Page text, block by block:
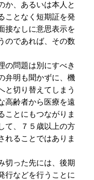
か、あるいは本人と
ことなく短期証を発
接なしに意思表示を
のであれば、その数
の問題は別にすべき
弁明も聞かずに、機
と切り替えてしまう
高齢者から医療を遠
ことにもつながりま
て、７５歳以上の方
れることではありま
切った先には、後期
行などを行うことに